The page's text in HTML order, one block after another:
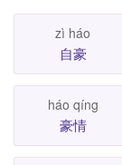
zì háo
自豪
háo qíng
豪情